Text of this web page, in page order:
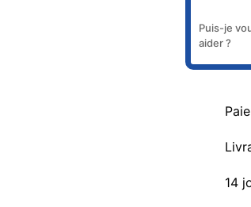
Puis-je
aider ?
14